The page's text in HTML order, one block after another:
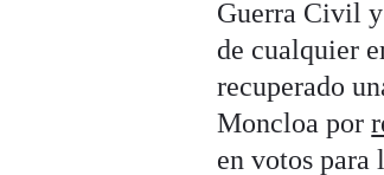
Guerra Civil y
de cualquier
recuperado
Moncloa por
en votos para